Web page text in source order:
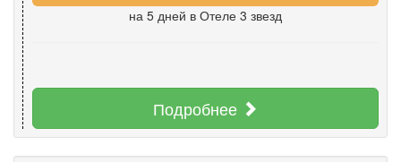
на 5 дней в Отеле 3 звезд
Подробнее